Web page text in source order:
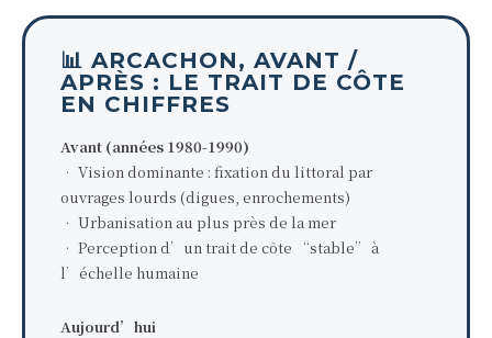
📊 ARCACHON, AVANT /
APRÈS : LE TRAIT DE CÔTE
EN CHIFFRES
Avant (années 1980-1990)
• Vision dominante : fixation du littoral par
ouvrages lourds (digues, enrochements)
• Urbanisation au plus près de la mer
• Perception d’un trait de côte “stable” à
l’échelle humaine
Aujourd’hui